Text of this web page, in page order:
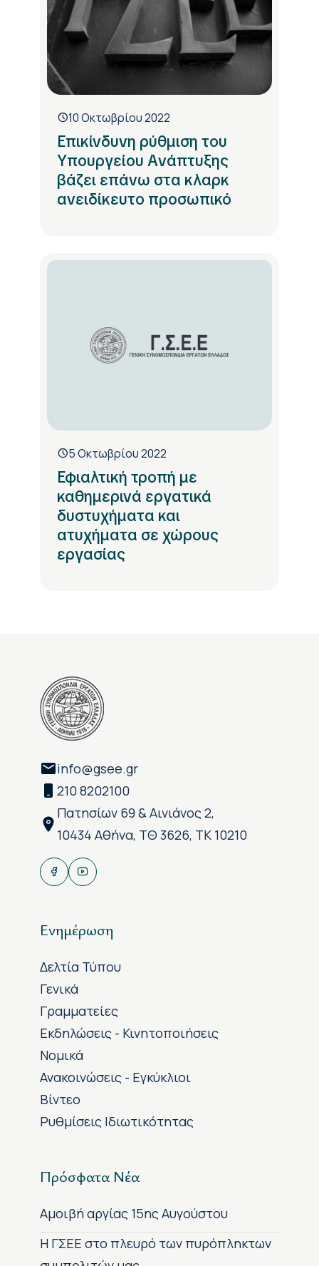
10 Οκτωβρίου 2022
Eπικίνδυνη ρύθμιση του
Yπουργείου Aνάπτυξης
βάζει επάνω στα κλαρκ
ανειδίκευτο προσωπικό
5 Οκτωβρίου 2022
Εφιαλτική τροπή με
καθημερινά εργατικά
δυστυχήματα και
ατυχήματα σε χώρους
εργασίας
info@gsee.gr
210 8202100
Πατησίων 69 & Αινιάνος 2,
10434 Αθήνα, ΤΘ 3626, ΤΚ 10210
Ενημέρωση
Δελτία Τύπου
Γενικά
Γραμματείες
Εκδηλώσεις - Κινητοποιήσεις
Νομικά
Ανακοινώσεις - Εγκύκλιοι
Βίντεο
Ρυθμίσεις Ιδιωτικότητας
Πρόσφατα Νέα
Αμοιβή αργίας 15ης Αυγούστου
H ΓΣΕΕ στο πλευρό των πυρόπληκτων